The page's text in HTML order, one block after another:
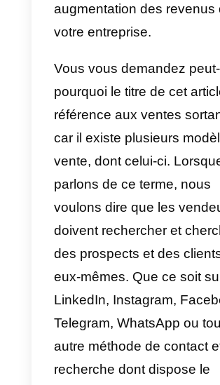
les ressources qui
améliorer leurs
atteindre une plus
conviction, ce qui se
de compte par des
pour l’entreprise,
visibilité du pipeline
augmentation des
votre entreprise.
Vous vous
pourquoi le titre de
référence aux